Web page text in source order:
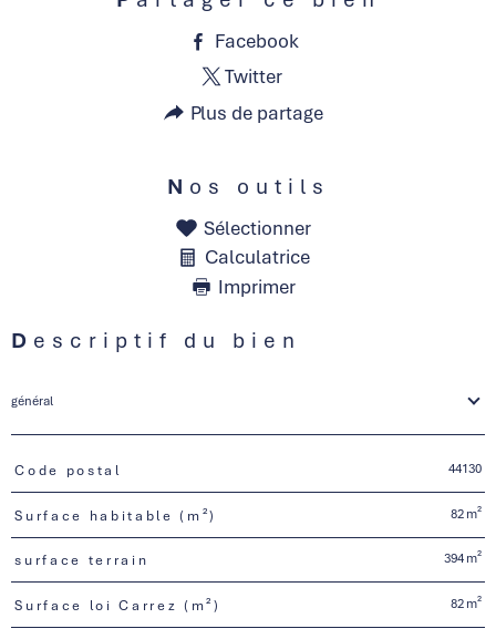
Facebook
Twitter
Plus de partage
Nos outils
Sélectionner
Calculatrice
Imprimer
Descriptif du bien
général
TRAD_PAMPERO_Caracteristique
Code postal 44130
Surface habitable (m²) 82 m²
surface terrain 394 m²
Surface loi Carrez (m²) 82 m²